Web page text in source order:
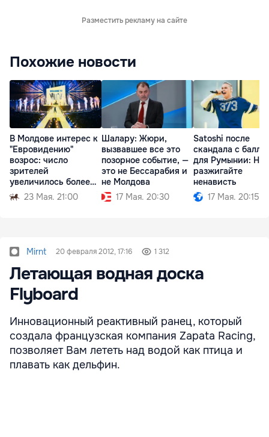
Разместить рекламу на сайте
Похожие новости
В Молдове интерес к
"Евровидению"
возрос: число
зрителей
увеличилось более
чем вдвое
23 Мая. 21:00
Шалару: Жюри,
вызвавшее все это
позорное событие, —
это не Бессарабия и
не Молдова
17 Мая. 20:30
Satoshi после
скандала с
для Румынии: Не
разжигайте
ненависть
17 Мая. 20:15
Mirnt 20 февраля 2012, 17:16 1 312
Летающая водная доска
Flyboard
Инновационный реактивный ранец, который
создала французская компания Zapata Racing,
позволяет Вам лететь над водой как птица и
плавать как дельфин.